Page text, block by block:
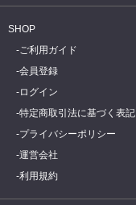
SHOP
ご利用ガイド
会員登録
ログイン
特定商取引法に基づく表記
プライバシーポリシー
運営会社
利用規約